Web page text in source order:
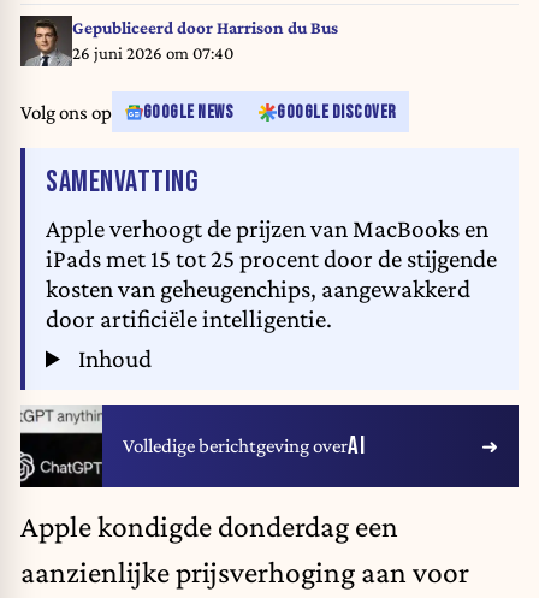
Gepubliceerd doorHarrison du Bus
26 juni 2026 om 07:40
Volg ons op GOOGLE NEWS GOOGLE DISCOVER
SAMENVATTING
Apple verhoogt de prijzen van MacBooks en
iPads met 15 tot 25 procent door de stijgende
kosten van geheugenchips, aangewakkerd
door artificiële intelligentie.
Inhoud
Volledige berichtgeving overAI
Applekondigde donderdag een
aanzienlijke prijsverhoging aan voor